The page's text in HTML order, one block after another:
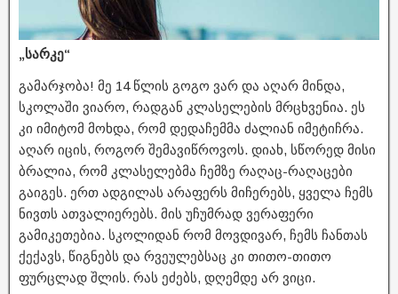
„სარკე“
გამარჯობა! მე 14 წლის გოგო ვარ და აღარ მინდა,
სკოლაში ვიარო, რადგან კლასელების მრცხვენია. ეს
კი იმიტომ მოხდა, რომ დედაჩემმა ძალიან იმეტიჩრა.
აღარ იცის, როგორ შემავიწროვოს. დიახ, სწორედ მისი
ბრალია, რომ კლასელებმა ჩემზე რაღაც-რაღაცები
გაიგეს. ერთ ადგილას არაფერს მიჩერებს, ყველა ჩემს
ნივთს ათვალიერებს. მის უჩუმრად ვერაფერი
გამიკეთებია. სკოლიდან რომ მოვდივარ, ჩემს ჩანთას
ქექავს, წიგნებს და რვეულებსაც კი თითო-თითო
ფურცლად შლის. რას ეძებს, დღემდე არ ვიცი.